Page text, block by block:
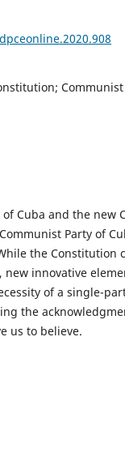
Cuba and the new
Party of
the Constitution
innovative
of a single-
the
us to believe.